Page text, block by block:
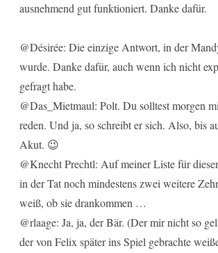
ausnehmend gut funktioniert. Danke dafür.
@Désirée: Die einzige Antwort, in der
wurde. Danke dafür, auch wenn ich nicht
gefragt habe.
@Das_Mietmaul: Polt. Du solltest morgen
reden. Und ja, so schreibt er sich. Also, bis
Akut. 😉
@Knecht Prechtl: Auf meiner Liste für
in der Tat noch mindestens zwei weitere
weiß, ob sie drankommen …
@rlaage: Ja, ja, der Bär. (Der mir nicht so
der von Felix später ins Spiel gebrachte